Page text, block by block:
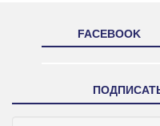
FACEBOOK